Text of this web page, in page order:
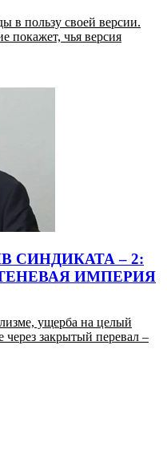
в пользу своей версии.
покажет, чья версия
СИНДИКАТА – 2:
ИМПЕРИЯ
ущерба на целый
через закрытый перевал –